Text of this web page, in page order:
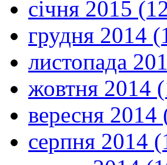
січня 2015
грудня 2014
листопада
жовтня 2014
вересня 2014
серпня 2014